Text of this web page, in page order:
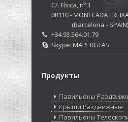
C/. Física, nº 3
08110 - MONTCADA I
(Barcelona - SPAIN)
+34.93.564.01.79
Skype: MAPERGLAS
Продукты
Павильоны
Крыши Раздвижные
Павильоны